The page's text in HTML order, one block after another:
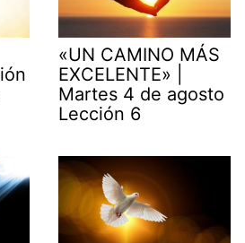
«UN CAMINO MÁS
EXCELENTE» |
Martes 4 de agosto
Lección 6